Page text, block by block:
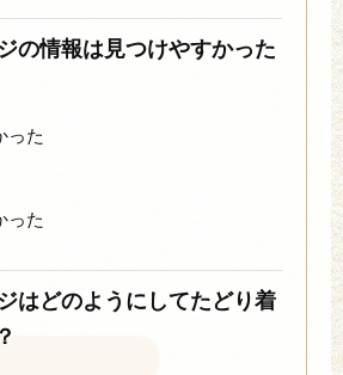
の情報は見つけやすかった
った
った
はどのようにしてたどり着